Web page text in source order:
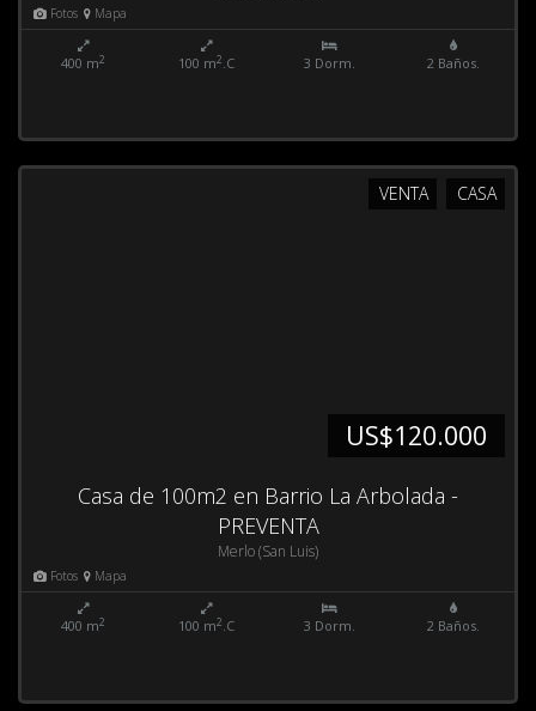
Fotos Mapa
400 m2 100 m2.C 3 Dorm. 2 Baños.
CASA
VENTA
US$120.000
Casa de 100m2 en Barrio La Arbolada -
PREVENTA
Merlo (San Luis)
Fotos Mapa
400 m2 100 m2.C 3 Dorm. 2 Baños.